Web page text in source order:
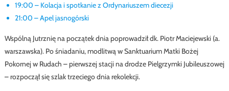
19:00 – Kolacja i spotkanie z Ordynariuszem diecezji
21:00 – Apel jasnogórski
Wspólną Jutrznię na początek dnia poprowadził dk. Piotr Maciejewski (a.
warszawska). Po śniadaniu, modlitwą w Sanktuarium Matki Bożej
Pokornej w Rudach – pierwszej stacji na drodze Pielgrzymki Jubileuszowej
– rozpoczął się szlak trzeciego dnia rekolekcji.